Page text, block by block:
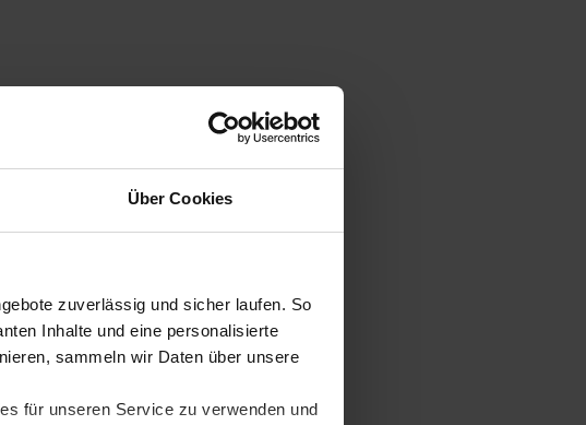
Über Cookies
zuverlässig und sicher laufen. So
Inhalte und eine personalisierte
sammeln wir Daten über unsere
für unseren Service zu verwenden und